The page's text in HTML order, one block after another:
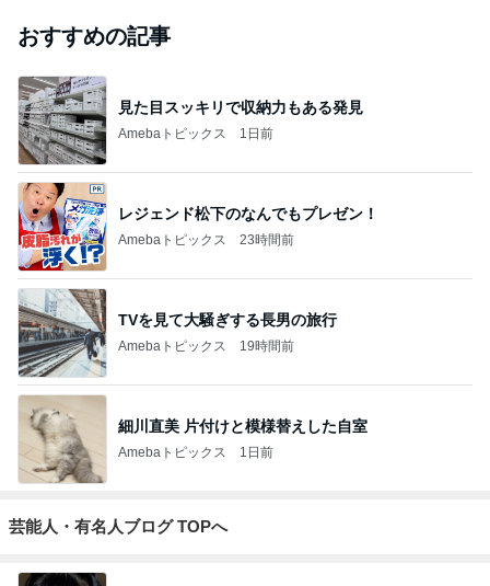
芸能人・有名人ブログ TOPへ
元天才子役 29歳の現在に衝撃の声
Amebaトピックス 9時間前
実家で晩ご飯
だいたひかるオフィシャルブログ Powered by Ame
「痛々しい」執行猶予中の近影に心配の声
Amebaトピックス 1日前
ありがとうございます
市川團十郎白猿オフィシャルB
ジャンルランキング